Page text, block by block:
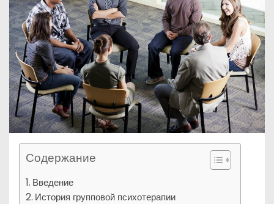
Содержание
Введение
История групповой психотерапии